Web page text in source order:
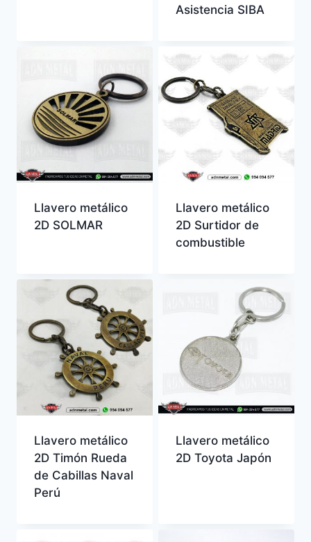
Asistencia SIBA
Llavero metálico
2D SOLMAR
Llavero metálico
2D Surtidor de
combustible
Llavero metálico
2D Timón Rueda
de Cabillas Naval
Perú
Llavero metálico
2D Toyota Japón